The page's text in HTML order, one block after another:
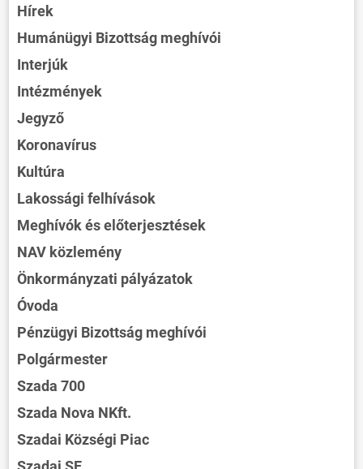
Hírek
Humánügyi Bizottság meghívói
Interjúk
Intézmények
Jegyző
Koronavírus
Kultúra
Lakossági felhívások
Meghívók és előterjesztések
NAV közlemény
Önkormányzati pályázatok
Óvoda
Pénzügyi Bizottság meghívói
Polgármester
Szada 700
Szada Nova NKft.
Szadai Községi Piac